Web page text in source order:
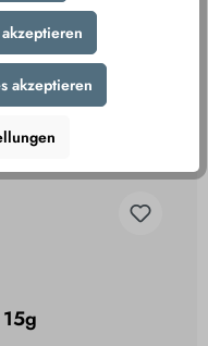
akzeptieren